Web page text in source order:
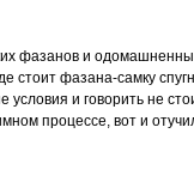
фазанов и
стоит фазана-самку
и говорить не
процессе, вот и